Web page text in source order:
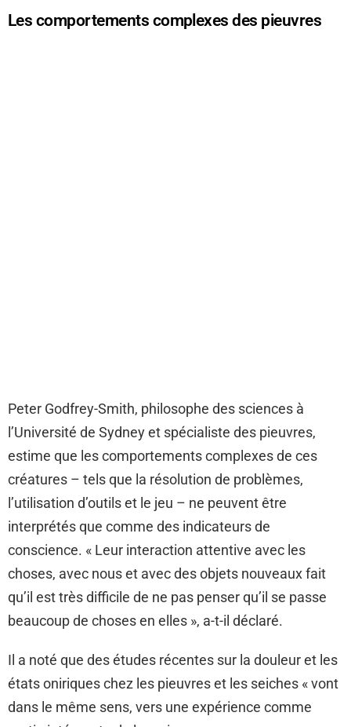
Les comportements complexes des pieuvres
Peter Godfrey-Smith, philosophe des sciences à
l’Université de Sydney et spécialiste des pieuvres,
estime que les comportements complexes de ces
créatures – tels que la résolution de problèmes,
l’utilisation d’outils et le jeu – ne peuvent être
interprétés que comme des indicateurs de
conscience. « Leur interaction attentive avec les
choses, avec nous et avec des objets nouveaux fait
qu’il est très difficile de ne pas penser qu’il se passe
beaucoup de choses en elles », a-t-il déclaré.
Il a noté que des études récentes sur la douleur et les
états oniriques chez les pieuvres et les seiches « vont
dans le même sens, vers une expérience comme